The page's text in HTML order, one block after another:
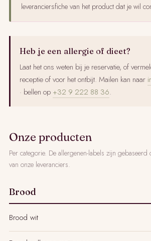
leveranciersfiche van het product dat je wil
Heb je een allergie of dieet?
Laat het ons weten bij je reservatie, of
receptie of voor het ontbijt. Mailen kan naar
· bellen op +32 9 222 88 36.
Onze producten
Per categorie. De allergenen-labels zijn
van onze leveranciers.
Brood
Brood wit